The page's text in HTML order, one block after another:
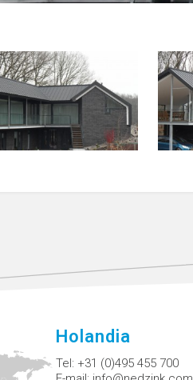
Holandia
Tel: +31 (0)495 455 700